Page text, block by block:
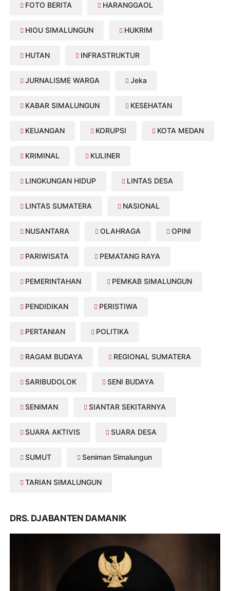
FOTO BERITA HARANGGAOL
HIOU SIMALUNGUN HUKRIM
HUTAN INFRASTRUKTUR
JURNALISME WARGA Jeka
KABAR SIMALUNGUN KESEHATAN
KEUANGAN KORUPSI KOTA MEDAN
KRIMINAL KULINER
LINGKUNGAN HIDUP LINTAS DESA
LINTAS SUMATERA NASIONAL
NUSANTARA OLAHRAGA OPINI
PARIWISATA PEMATANG RAYA
PEMERINTAHAN PEMKAB SIMALUNGUN
PENDIDIKAN PERISTIWA
PERTANIAN POLITIKA
RAGAM BUDAYA REGIONAL SUMATERA
SARIBUDOLOK SENI BUDAYA
SENIMAN SIANTAR SEKITARNYA
SUARA AKTIVIS SUARA DESA
SUMUT Seniman Simalungun
TARIAN SIMALUNGUN
DRS. DJABANTEN DAMANIK